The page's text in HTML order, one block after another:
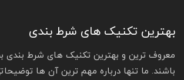
بهترین تکنیک های شرط بندی
معروف ترین و بهترین تکنیک های شرط بندی
باشند. ما تنها درباره مهم ترین آن ها